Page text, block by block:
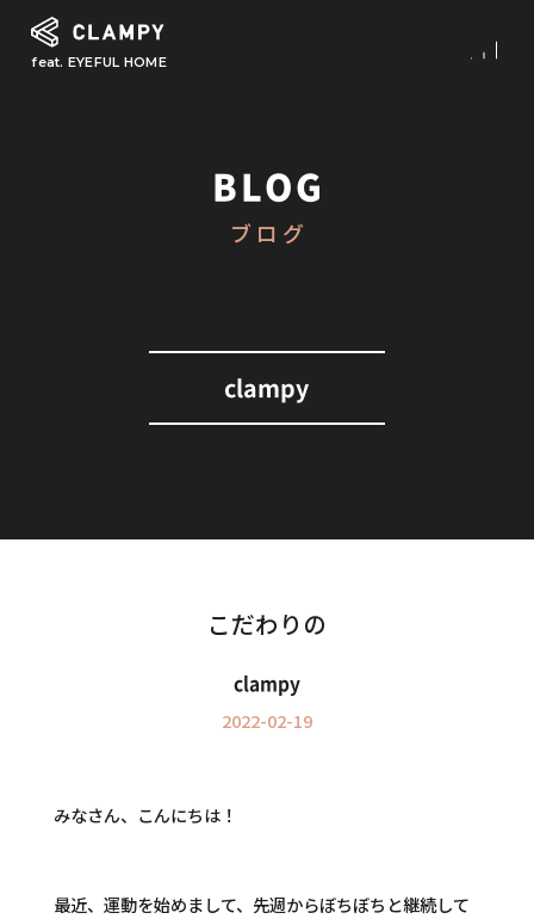
feat. EYEFUL HOME
Our Works
Information
BLOG
ブログ
clampy
こだわりの
clampy
2022-02-19
みなさん、こんにちは！
最近、運動を始めまして、先週からぼちぼちと継続して